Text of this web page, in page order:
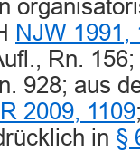
NJW 1991,
Rn.
928; aus
2009, 1109
in §